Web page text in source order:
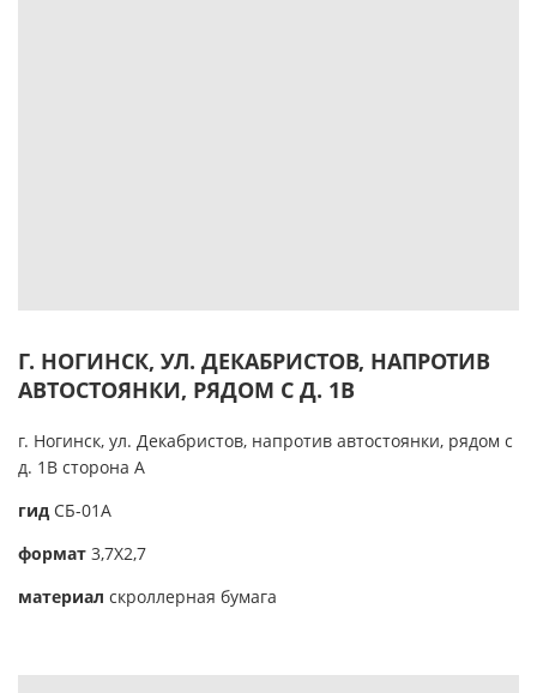
Г. НОГИНСК, УЛ. ДЕКАБРИСТОВ, НАПРОТИВ
АВТОСТОЯНКИ, РЯДОМ С Д. 1В
г. Ногинск, ул. Декабристов, напротив автостоянки, рядом с
д. 1В сторона А
гид CБ-01А
формат 3,7Х2,7
материал скроллерная бумага